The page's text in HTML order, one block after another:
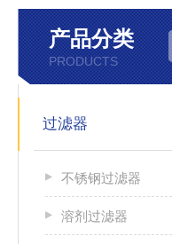
产品分类
PRODUCTS
过滤器
不锈钢过滤器
溶剂过滤器